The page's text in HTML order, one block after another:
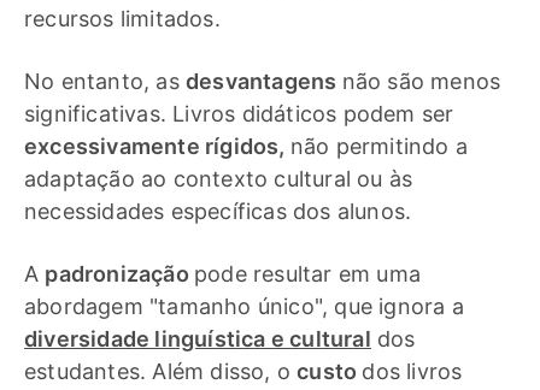
recursos limitados.
No entanto, as desvantagens não são menos
significativas. Livros didáticos podem ser
excessivamente rígidos, não permitindo a
adaptação ao contexto cultural ou às
necessidades específicas dos alunos.
A padronização pode resultar em uma
abordagem "tamanho único", que ignora a
diversidade linguística e cultural dos
estudantes. Além disso, ocusto dos livros